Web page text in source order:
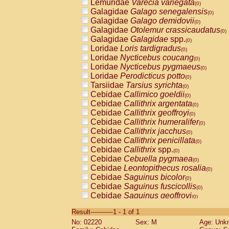
Lemuridae Varecia variegata(0)
Galagidae Galago senegalensis(0)
Galagidae Galago demidovii(0)
Galagidae Otolemur crassicaudatus(0)
Galagidae Galagidae spp.(0)
Loridae Loris tardigradus(0)
Loridae Nycticebus coucang(0)
Loridae Nycticebus pygmaeus(0)
Loridae Perodicticus potto(0)
Tarsiidae Tarsius syrichta(0)
Cebidae Callimico goeldii(0)
Cebidae Callithrix argentata(0)
Cebidae Callithrix geoffroyi(0)
Cebidae Callithrix humeralifer(0)
Cebidae Callithrix jacchus(0)
Cebidae Callithrix penicillata(0)
Cebidae Callithrixspp.(0)
Cebidae Cebuella pygmaea(0)
Cebidae Leontopithecus rosalia(0)
Cebidae Saguinus bicolor(0)
Cebidae Saguinus fuscicollis(0)
Cebidae Saguinus geoffroyi(0)
CebidaeSaguinus labiatus(0)
Cebidae Saguinus leucopus (0)
Result-----------1 - 1 of 1
No: 02220
Sex: M
Age: